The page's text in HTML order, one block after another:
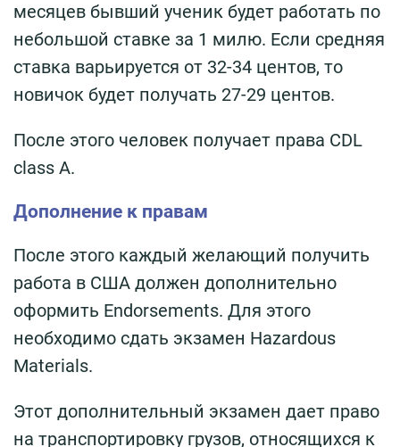
месяцев бывший ученик будет работать по
небольшой ставке за 1 милю. Если средняя
ставка варьируется от 32-34 центов, то
новичок будет получать 27-29 центов.
После этого человек получает права CDL
class A.
Дополнение к правам
После этого каждый желающий получить
работа в США должен дополнительно
оформить Endorsements. Для этого
необходимо сдать экзамен Hazardous
Materials.
Этот дополнительный экзамен дает право
на транспортировку грузов, относящихся к